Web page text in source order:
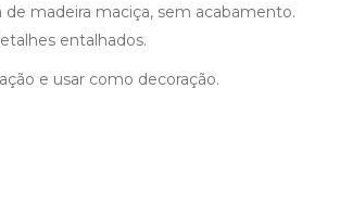
de madeira maciça, sem acabamento.
entalhados.
e usar como decoração.